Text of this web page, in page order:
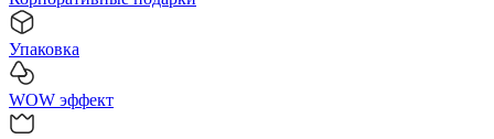
Упаковка
WOW эффект